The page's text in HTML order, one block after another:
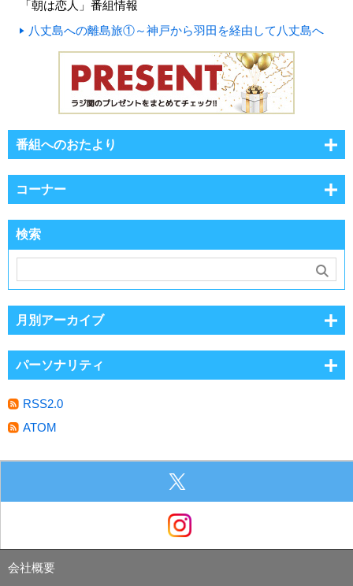
「朝は恋人」番組情報
八丈島への離島旅①～神戸から羽田を経由して八丈島へ
番組へのおたより
コーナー
検索
月別アーカイブ
パーソナリティ
RSS2.0
ATOM
会社概要